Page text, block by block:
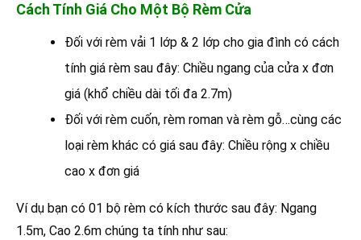
Cách Tính Giá Cho Một Bộ Rèm Cửa
Đối với rèm vải 1 lớp & 2 lớp cho gia đình có cách
tính giá rèm sau đây: Chiều ngang của cửa x đơn
giá (khổ chiều dài tối đa 2.7m)
Đối với rèm cuốn, rèm roman và rèm gỗ…cùng các
loại rèm khác có giá sau đây: Chiều rộng x chiều
cao x đơn giá
Ví dụ bạn có 01 bộ rèm có kích thước sau đây: Ngang
1.5m, Cao 2.6m chúng ta tính như sau: